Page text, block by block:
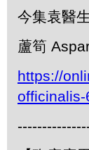
今集袁醫
蘆筍
https://
officinalis-